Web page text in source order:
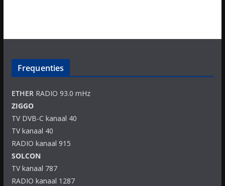
Frequenties
ETHERRADIO 93.0 mHz
ZIGGO
TV DVB-C kanaal 40
TV kanaal 40
RADIO kanaal 915
SOLCON
TV kanaal 787
RADIO kanaal 1287